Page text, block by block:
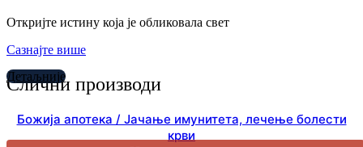
Откријте истину која је обликовала свет
Сазнајте више
Слични производи
Детаљније
Божија апотека / Јачање имунитета, лечење болести
крви